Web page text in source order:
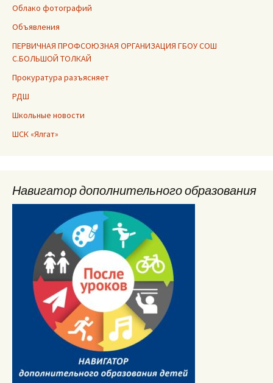
Облако фотографий
Объявления
ПЕРВИЧНАЯ ПРОФСОЮЗНАЯ ОРГАНИЗАЦИЯ ГБОУ СОШ
С.БОЛЬШОЙ ТОЛКАЙ
Прокуратура разъясняет
РДШ
Школьные новости
ШСК «Ялгат»
Навигатор дополнительного образования